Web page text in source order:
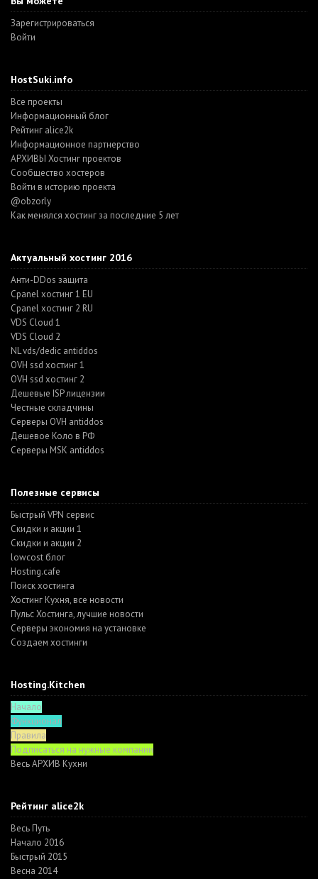
Зарегистрироваться
Войти
HostSuki.info
Все проекты
Информационный блог
Рейтинг alice2k
Информационное партнерство
АРХИВЫ Хостинг проектов
Cообщество хостеров
Войти в историю проекта
@obzorly
Как менялся хостинг за последние 5 лет
Актуальный хостинг 2016
Анти-DDos защита
Cpanel хостинг 1 EU
Cpanel хостинг 2 RU
VDS Cloud 1
VDS Cloud 2
NL vds/dedic antiddos
OVH ssd хостинг 1
OVH ssd хостинг 2
Дешевые ISP лицензии
Честные складчины
Серверы OVH antiddos
Дешевое Коло в РФ
Серверы MSK antiddos
Полезные сервисы
Быстрый VPN сервис
Скидки и акции 1
Скидки и акции 2
lowcost блог
Hosting.cafe
Поиск хостинга
Хостинг Кухня, все новости
Пульс Хостинга, лучшие новости
Серверы экономия на установке
Создаем хостинги
Hosting.Kitchen
Начало
Функционал
Правила
Подписаться на нужные компании
Весь АРХИВ Кухни
Рейтинг alice2k
Весь Путь
Начало 2016
Быстрый 2015
Весна 2014